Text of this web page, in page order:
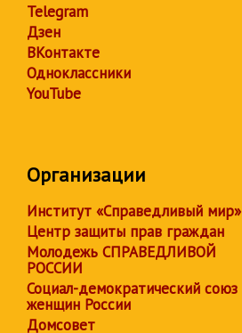
Telegram
Дзен
ВКонтакте
Одноклассники
YouTube
Организации
Институт «Справедливый мир»
Центр защиты прав граждан
Молодежь СПРАВЕДЛИВОЙ
РОССИИ
Социал-демократический союз
женщин России
Домсовет